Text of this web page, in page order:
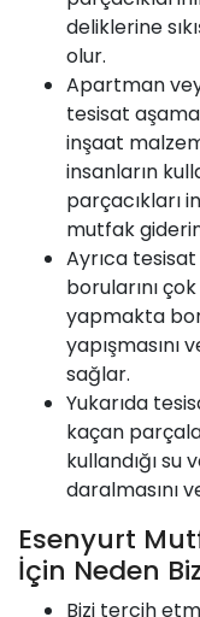
deliklerine
olur.
Apartman
tesisat
inşaat
insanların
parçacıkları
mutfak
Ayrıca
borularını
yapmakta
yapışmasını
sağlar.
Yukarıda
kaçan
kullandığı su
daralmasını
Esenyurt
İçin Neden
Bizi tercih